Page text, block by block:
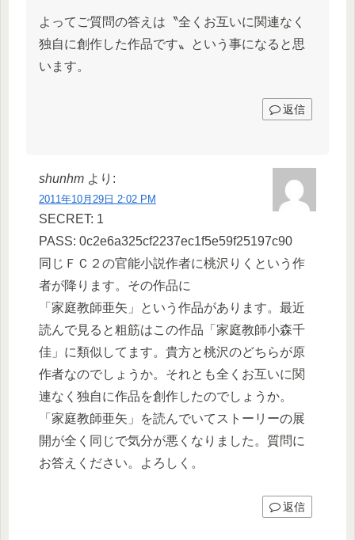
よってご質問の答えは〝全くお互いに関連なく
独自に創作した作品です〟という事になると思
います。
返信
shunhm より:
2011年10月29日 2:02 PM
SECRET: 1
PASS: 0c2e6a325cf2237ec1f5e59f25197c90
同じＦＣ２の官能小説作者に桃沢りくという作
者が降ります。その作品に
「家庭教師亜矢」という作品があります。最近
読んで見ると粗筋はこの作品「家庭教師小森千
佳」に類似してます。貴方と桃沢のどちらが原
作者なのでしょうか。それとも全くお互いに関
連なく独自に作品を創作したのでしょうか。
「家庭教師亜矢」を読んでいてストーリーの展
開が全く同じで気分が悪くなりました。質問に
お答えください。よろしく。
返信